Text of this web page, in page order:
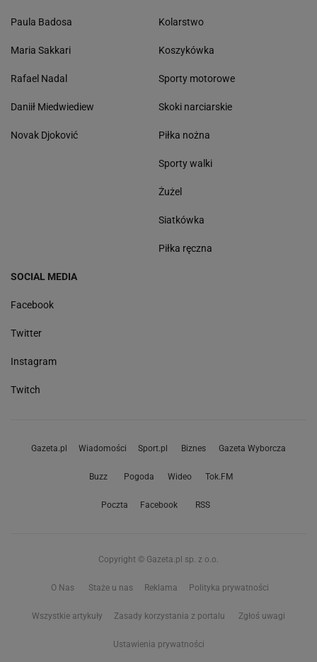
Paula Badosa
Maria Sakkari
Rafael Nadal
Daniił Miedwiediew
Novak Djoković
Kolarstwo
Koszykówka
Sporty motorowe
Skoki narciarskie
Piłka nożna
Sporty walki
Żużel
Siatkówka
Piłka ręczna
SOCIAL MEDIA
Facebook
Twitter
Instagram
Twitch
Gazeta.pl Wiadomości Sport.pl Biznes Gazeta Wyborcza
Buzz Pogoda Wideo Tok.FM
Poczta Facebook RSS
Copyright © Gazeta.pl sp. z o.o.
O Nas Staże u nas Reklama Polityka prywatności
Wszystkie artykuły Zasady korzystania z portalu Zgłoś uwagi
Ustawienia prywatności